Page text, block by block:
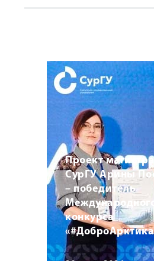
Проект
СурГУ Арины
– победитель
конкурса